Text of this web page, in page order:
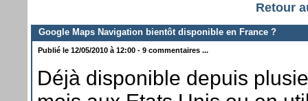
Retour
Google Maps Navigation bientôt disponible en France ?
Publié le 12/05/2010 à 12:00 - 9 commentaires ...
Déjà disponible depuis